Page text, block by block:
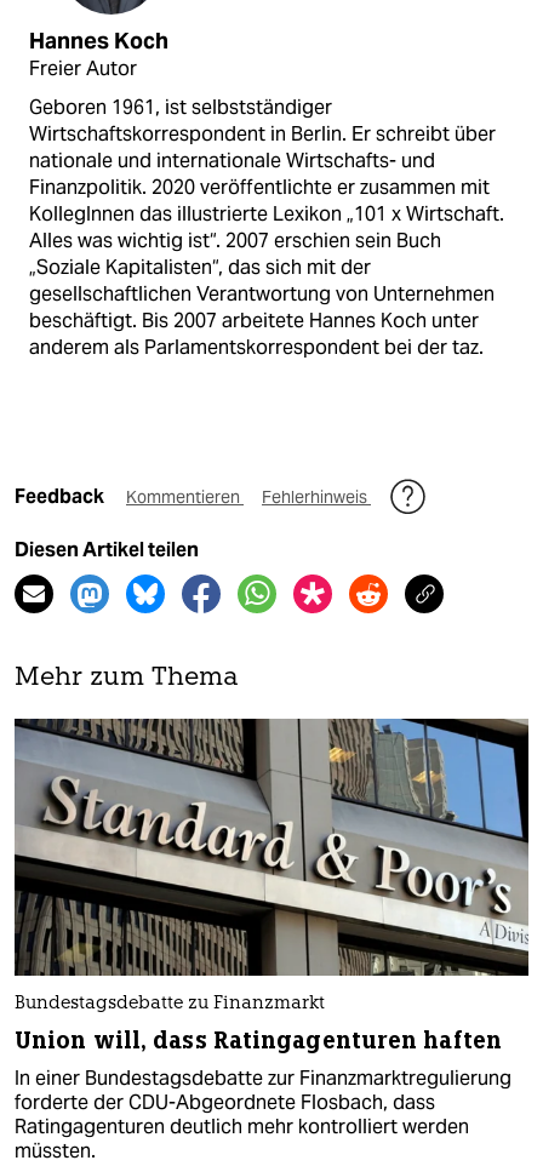
Hannes Koch
Freier Autor
Geboren 1961, ist selbstständiger
Wirtschaftskorrespondent in Berlin. Er schreibt über
nationale und internationale Wirtschafts- und
Finanzpolitik. 2020 veröffentlichte er zusammen mit
KollegInnen das illustrierte Lexikon „101 x Wirtschaft.
Alles was wichtig ist“. 2007 erschien sein Buch
„Soziale Kapitalisten“, das sich mit der
gesellschaftlichen Verantwortung von Unternehmen
beschäftigt. Bis 2007 arbeitete Hannes Koch unter
anderem als Parlamentskorrespondent bei der taz.
Feedback Kommentieren Fehlerhinweis
Diesen Artikel teilen
Mehr zum Thema
Bundestagsdebatte zu Finanzmarkt
Union will, dass Ratingagenturen haften
In einer Bundestagsdebatte zur Finanzmarktregulierung
forderte der CDU-Abgeordnete Flosbach, dass
Ratingagenturen deutlich mehr kontrolliert werden
müssten.